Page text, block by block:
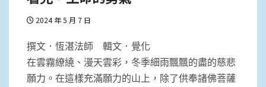
2024 年 5 月 7 日
撰文．恆湛法師 輯文．覺化
在雲霧繚繞、漫天雲彩，冬季細雨飄飄的盡的慈悲
願力。在這樣充滿願力的山上，除了供奉諸佛菩薩